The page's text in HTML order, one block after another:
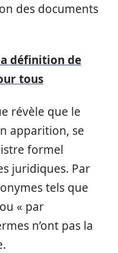
des documents
définition de
tous
révèle que le
apparition, se
formel
juridiques. Par
tels que
« par
n’ont pas la